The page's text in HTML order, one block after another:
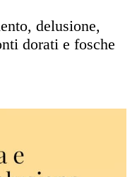
delusione,
dorati e fosche